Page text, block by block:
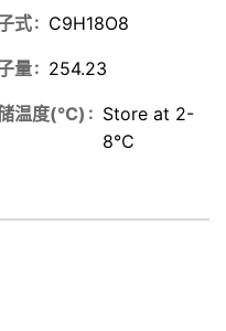
式 C9H18O8
量 254.23
温度(℃)
Store at 2-
8℃